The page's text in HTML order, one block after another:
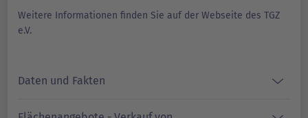
Weitere Informationen finden Sie auf der Webseite des TGZ
e.V.
Daten und Fakten